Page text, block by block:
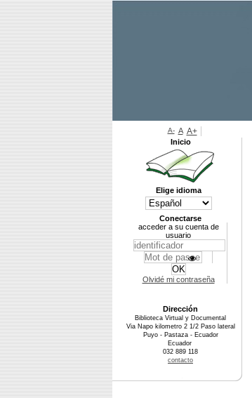
A- A A+
Inicio
Elige idioma
Conectarse
acceder a su cuenta de
usuario
Olvidé mi contraseña
Dirección
Biblioteca Virtual y Documental
Via Napo kilometro 2 1/2 Paso lateral
Puyo - Pastaza - Ecuador
Ecuador
032 889 118
contacto